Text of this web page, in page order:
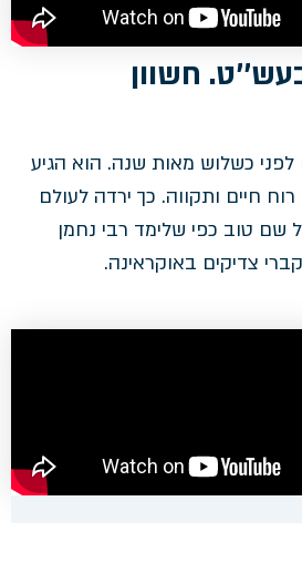
חשוון
כשלוש מאות שנה. הוא הגיע
חיים ותקווה. כך ירדה לעולם
שם טוב כפי שלימד רבי נחמן
צדיקים באוקראינה.